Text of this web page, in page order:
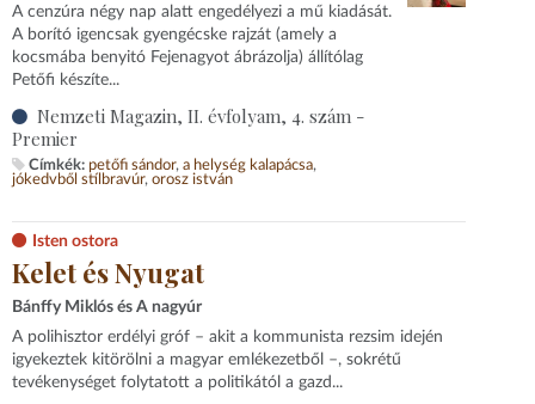
A cenzúra négy nap alatt engedélyezi a mű kiadását.
A borító igencsak gyengécske rajzát (amely a
kocsmába benyitó Fejenagyot ábrázolja) állítólag
Petőfi készíte...
Nemzeti Magazin, II. évfolyam, 4. szám -
Premier
Címkék: petőfi sándor a helység kalapácsa
jókedvből stílbravúr orosz istván
Isten ostora
Kelet és Nyugat
Bánffy Miklós és A nagyúr
A polihisztor erdélyi gróf – akit a kommunista rezsim idején
igyekeztek kitörölni a magyar emlékezetből –, sokrétű
tevékenységet folytatott a politikától a gazd...